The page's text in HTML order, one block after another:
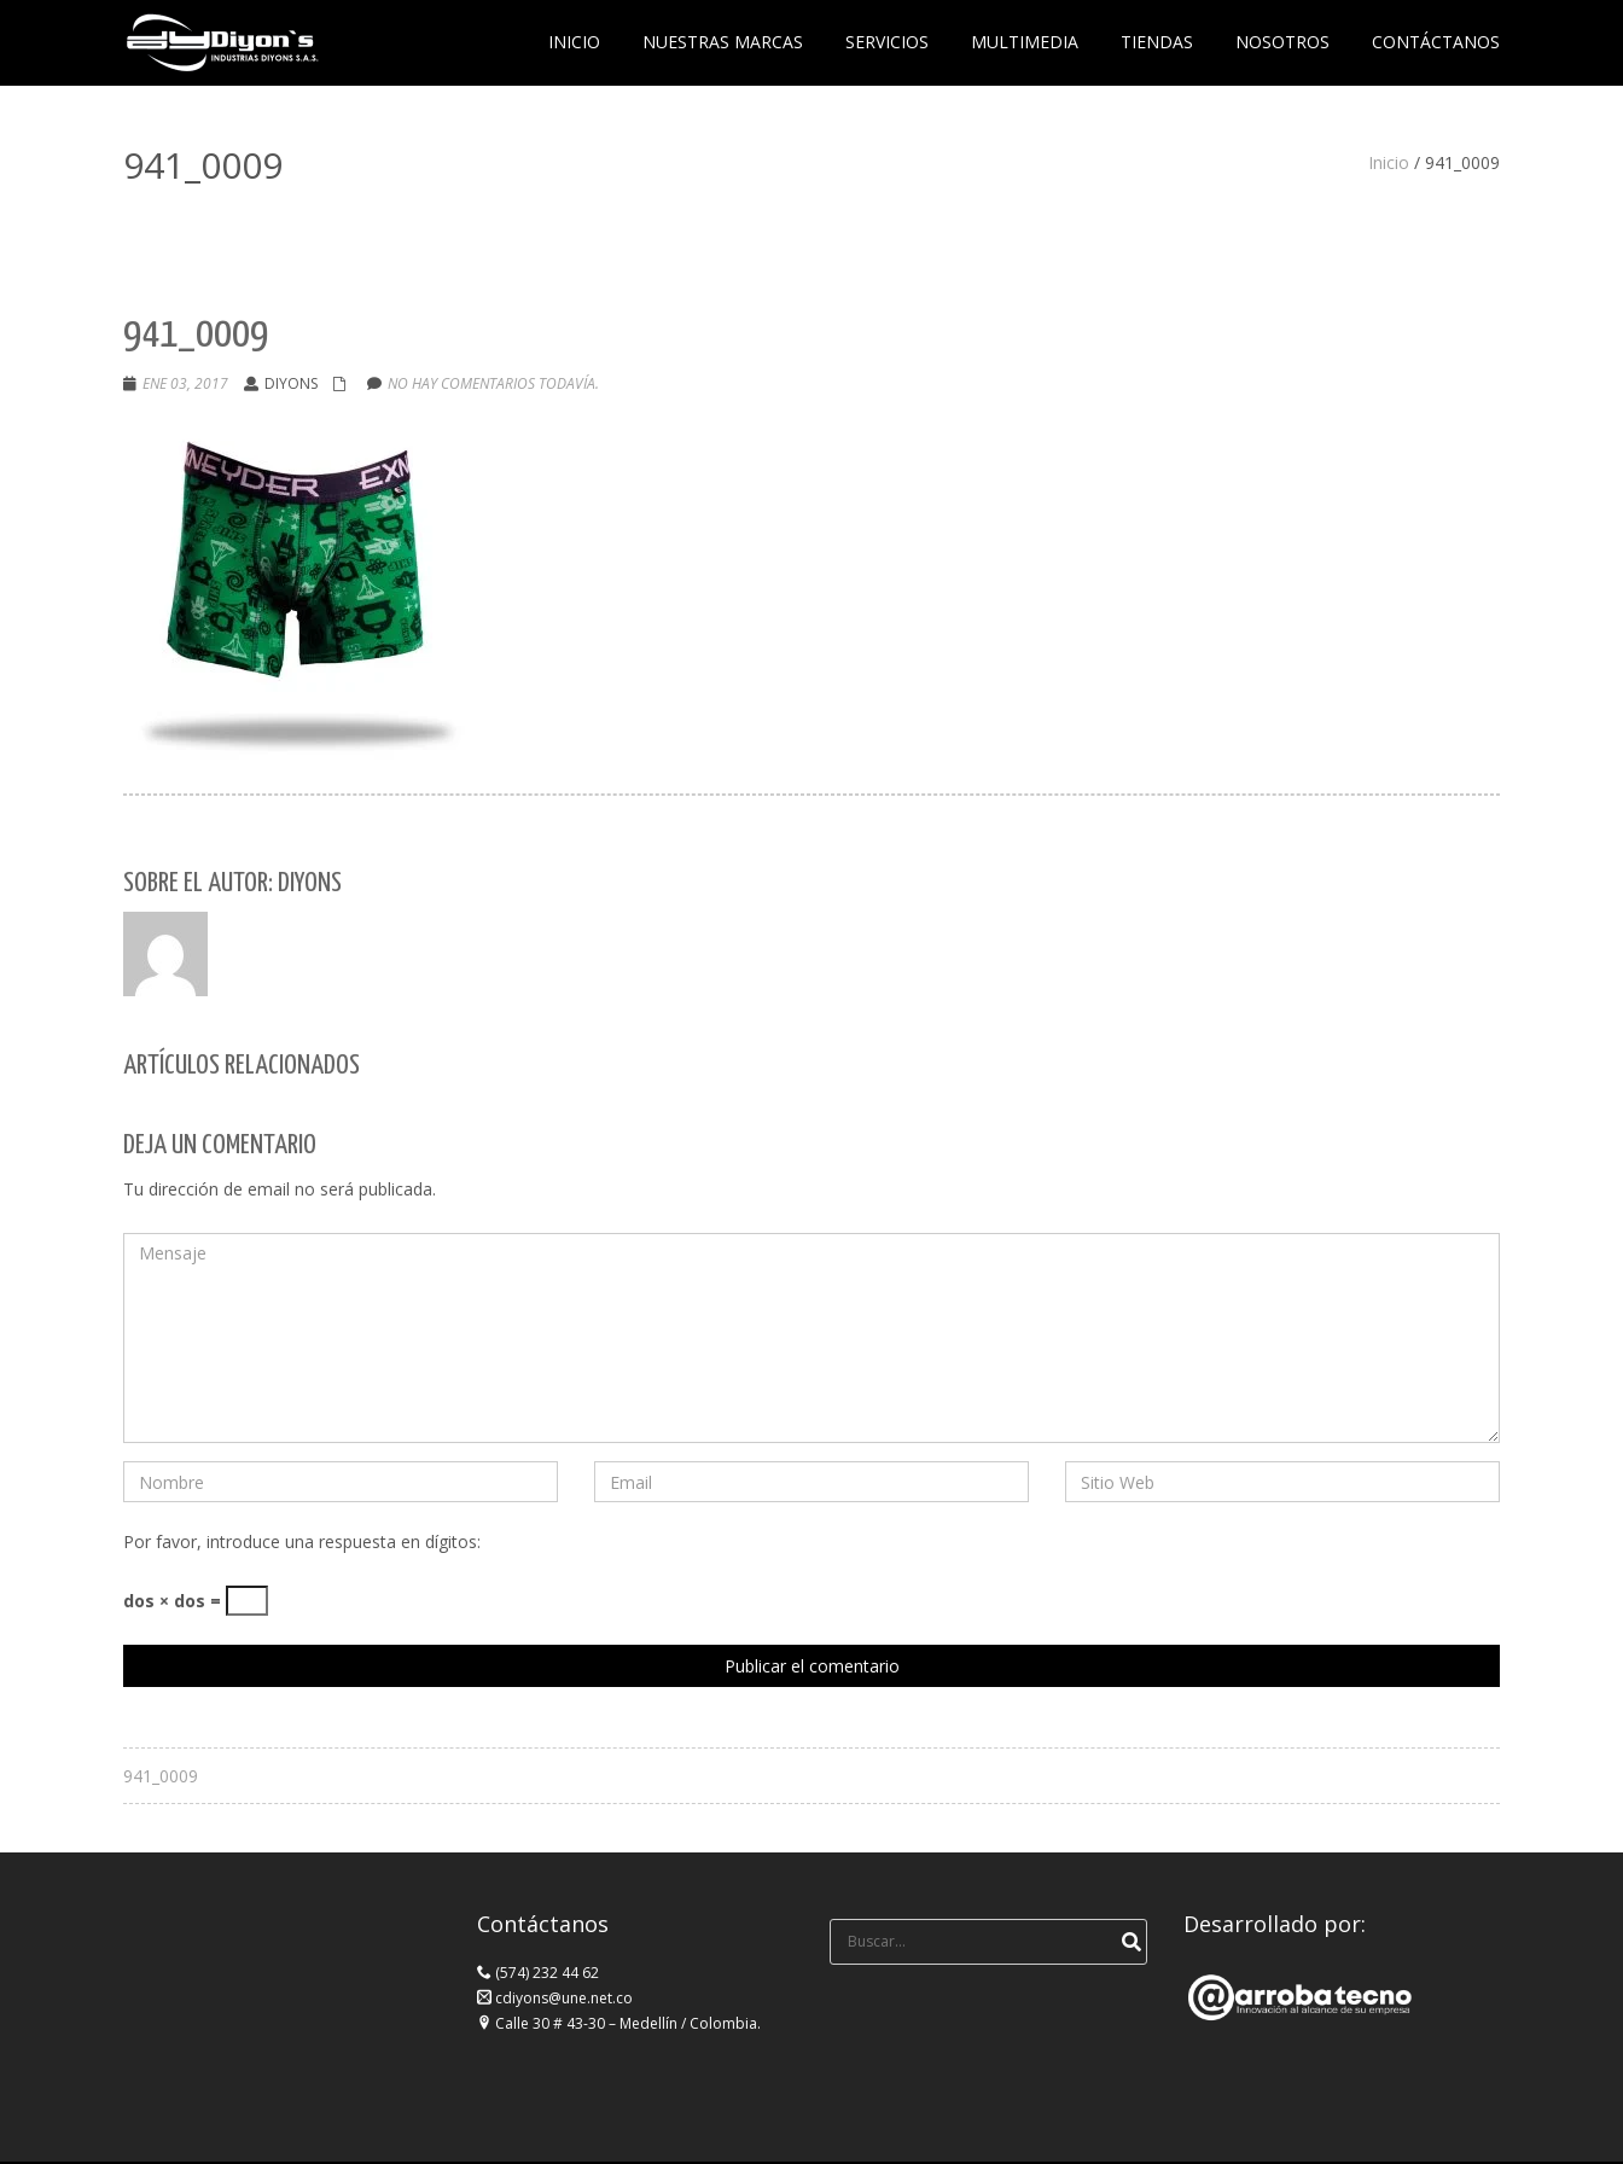
INICIO NUESTRAS MARCAS SERVICIOS MULTIMEDIA TIENDAS NOSOTROS CONTÁCTANOS
941_0009 Inicio / 941_0009
941_0009
ENE 03, 2017 DIYONS NO HAY COMENTARIOS TODAVÍA.
SOBRE EL AUTOR: DIYONS
ARTÍCULOS RELACIONADOS
DEJA UN COMENTARIO
Tu dirección de email no será publicada.
Por favor, introduce una respuesta en dígitos:
dos × dos =
941_0009
Contáctanos
(574) 232 44 62
cdiyons@une.net.co
Calle 30 # 43-30 – Medellín / Colombia.
Búsqueda
para:
Desarrollado por: